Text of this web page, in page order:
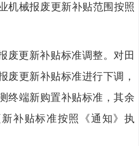
机械报废更新补贴范围按照
废更新补贴标准调整。对田
废更新补贴标准进行下调，
终端新购置补贴标准，其余
补贴标准按照
《通知》执